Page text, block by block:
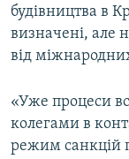
будівництва в
визначені, але
від
«Уже процеси
колегами в
режим санкцій